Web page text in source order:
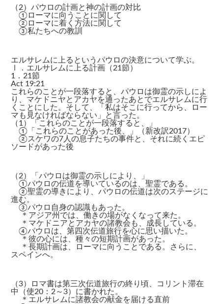
（2）パウロの計画と神の計画の対比
①ローマに向うことに関して
②ローマに着く方法に関して
③私たちへの教訓
エルサレムに上るというパウロの決意について学ぶ。
Ⅰ．エルサレムに上る計画（21節）
1．21節
Act 19:21
これらのことが一段落すると、パウロは御霊の示しによ
り、マケドニヤとアカヤを通ったあとでエルサレムに行
くことにした。そして、「私はそこに行ってから、ロー
マも見なければならない」と言った。
（1）「これらのことが一段落すると、」
①「これらのことがあった後、」（新改訳2017）
②スケワの7人の息子たちの事件と、それに続くエピ
ソードがあった後
（2）「パウロは御霊の示しにより、」
①パウロの伝道を導いているのは、聖霊である。
②聖霊の導きにより、パウロの伝道は次のステージに
進む。
③パウロ自身の認識もあった。
＊アジア州では、働きの場がなくなって来た。
＊マケドニアとアカヤの諸教会も、成長している。
④パウロは、第四次伝道旅行を心に思い描いた。
＊彼の心には、種々の短期計画があった。
＊長期計画は、ローマに向うことである。さらに、
スペインへ。
（3）ロマ書は第三次伝道旅行の終り頃、コリント滞在
中（使20：2～3）に書かれた。
＊エルサレムに諸教会の献金を届ける直前